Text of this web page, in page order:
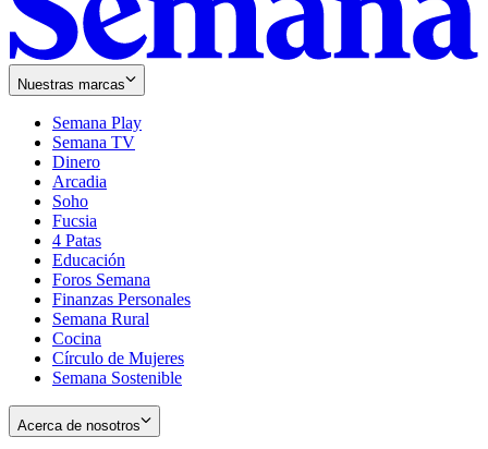
Nuestras marcas
Semana Play
Semana TV
Dinero
Arcadia
Soho
in
new
window
Fucsia
in
new
window
4 Patas
Educación
Foros Semana
Finanzas Personales
Semana Rural
Cocina
Círculo de Mujeres
Semana Sostenible
Acerca de nosotros